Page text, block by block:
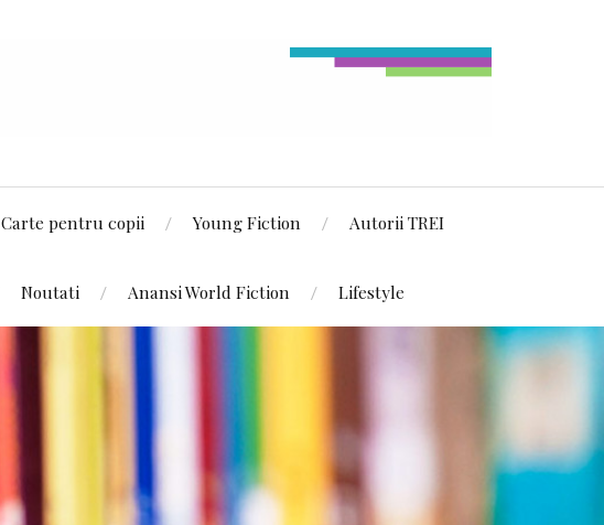
Carte pentru copii Young Fiction Autorii TREI
Noutati Anansi World Fiction Lifestyle